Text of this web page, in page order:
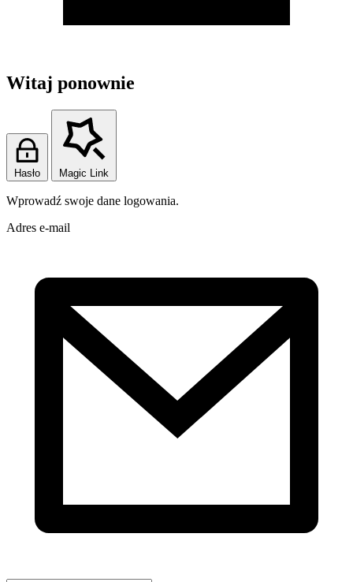
Witaj ponownie
Hasło Magic Link
Wprowadź swoje dane logowania.
Adres e-mail